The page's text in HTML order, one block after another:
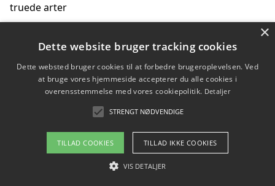
truede arter
Hvordan kan gaver til unge voksne støtte bevarelsen
Copyright 2026 - Pilanto Aps
Om / kontakt
Blog Betingelser
×
Dette website bruger tracking cookies
Dette websted bruger cookies til at forbedre brugeroplevelsen. Ved
at bruge vores hjemmeside accepterer du alle cookies i
overensstemmelse med vores cookiepolitik. Detaljer
STRENGT NØDVENDIGE
TILLAD COOKIES TILLAD IKKE COOKIES
VIS DETALJER